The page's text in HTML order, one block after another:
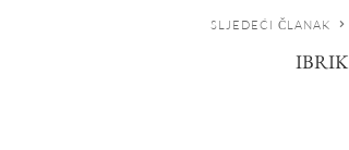
SLJEDEĆI ČLANAK
IBRIK